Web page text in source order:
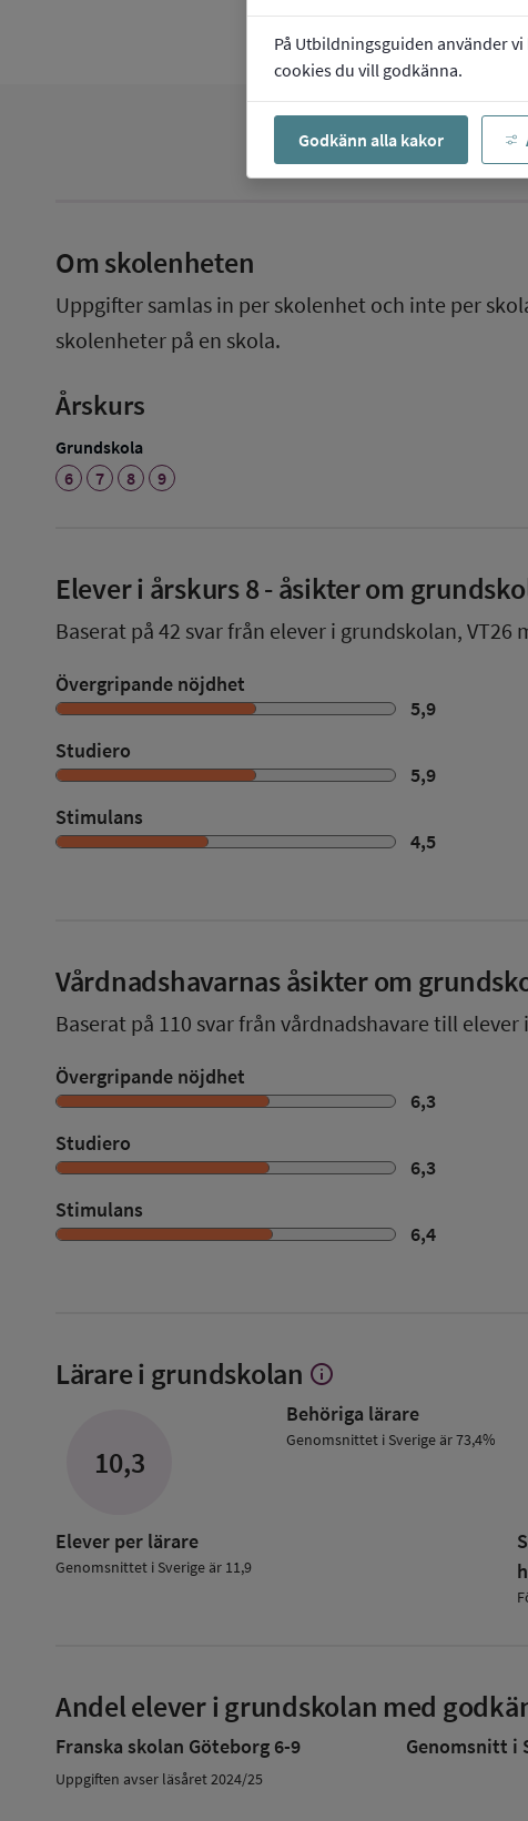
På Utbildningsguiden använder
cookies du vill godkänna.
Godkänn alla kakor
Om skolenheten
Uppgifter samlas in per skolenhet och inte per
skolenheter på en skola.
Årskurs
Grundskola
6
7 8 9
Elever i årskurs 8- åsikter om
Baserat på 42 svar från elever i grundskolan, VT26
Övergripande nöjdhet
5,9
Studiero
5,9
Stimulans
4,5
Vårdnadshavarnas åsikter om
Baserat på 110 svar från vårdnadshavare till elever
Övergripande nöjdhet
6,3
Studiero
6,3
Stimulans
6,4
Lärare i grundskolan Visa
om
Lärare
info
10,3
Elever per lärare
Genomsnittet i Sverige är 11,9
Behöriga lärare
Genomsnittet i Sverige är 73,4%
Andel elever i grundskolan med
Franska skolan Göteborg 6-9 Genomsnitt i
Uppgiften avser läsåret 2024/25